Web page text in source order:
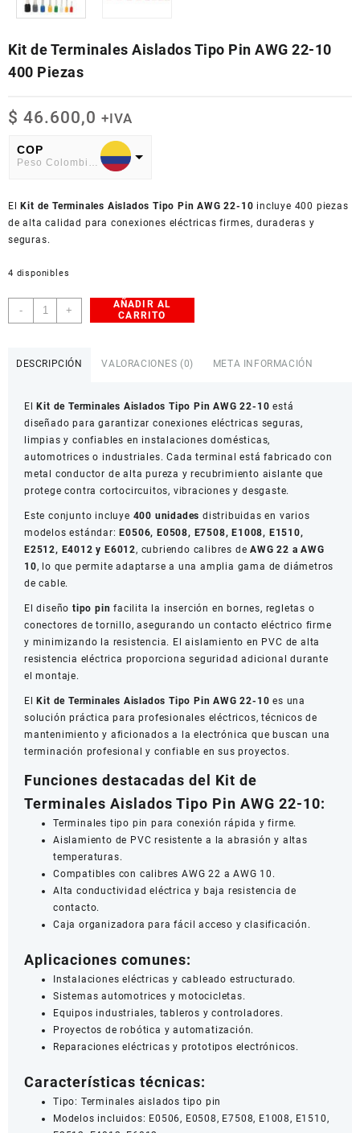
Kit de Terminales Aislados Tipo Pin AWG 22-10
400 Piezas
$ 46.600,0 +IVA
COP
American Dollar
ElKit de Terminales Aislados Tipo Pin AWG 22-10 incluye 400 piezas
de alta calidad para conexiones eléctricas firmes, duraderas y
seguras.
4 disponibles
-
Kit
de
Aislados
AWG
22-
10
400
Piezas
cantidad
+
AÑADIR AL
CARRITO
DESCRIPCIÓN VALORACIONES (0) META INFORMACIÓN
ElKit de Terminales Aislados Tipo Pin AWG 22-10 está
diseñado para garantizar conexiones eléctricas seguras,
limpias y confiables en instalaciones domésticas,
automotrices o industriales. Cada terminal está fabricado con
metal conductor de alta pureza y recubrimiento aislante que
protege contra cortocircuitos, vibraciones y desgaste.
Este conjunto incluye 400 unidades distribuidas en varios
modelos estándar:E0506, E0508, E7508, E1008, E1510,
E2512, E4012 y E6012, cubriendo calibres deAWG 22 a AWG
10, lo que permite adaptarse a una amplia gama de diámetros
de cable.
El diseño tipo pin facilita la inserción en bornes, regletas o
conectores de tornillo, asegurando un contacto eléctrico firme
y minimizando la resistencia. El aislamiento en PVC de alta
resistencia eléctrica proporciona seguridad adicional durante
el montaje.
ElKit de Terminales Aislados Tipo Pin AWG 22-10 es una
solución práctica para profesionales eléctricos, técnicos de
mantenimiento y aficionados a la electrónica que buscan una
terminación profesional y confiable en sus proyectos.
Funciones destacadas del Kit de
Terminales Aislados Tipo Pin AWG 22-10:
Terminales tipo pin para conexión rápida y firme.
Aislamiento de PVC resistente a la abrasión y altas
temperaturas.
Compatibles con calibres AWG 22 a AWG 10.
Alta conductividad eléctrica y baja resistencia de
contacto.
Caja organizadora para fácil acceso y clasificación.
Aplicaciones comunes:
Instalaciones eléctricas y cableado estructurado.
Sistemas automotrices y motocicletas.
Equipos industriales, tableros y controladores.
Proyectos de robótica y automatización.
Reparaciones eléctricas y prototipos electrónicos.
Características técnicas:
Tipo: Terminales aislados tipo pin
Modelos incluidos: E0506, E0508, E7508, E1008, E1510,